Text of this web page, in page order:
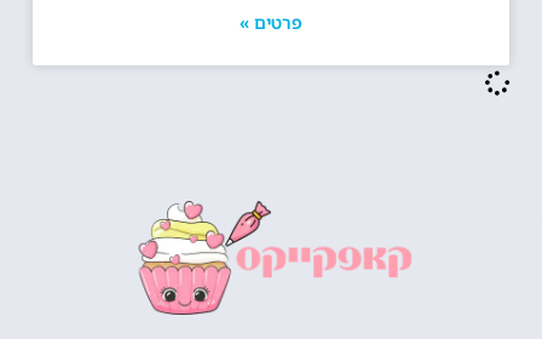
פרטים »